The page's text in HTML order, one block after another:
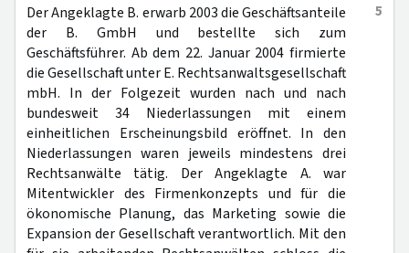
5
Der Angeklagte B. erwarb 2003 die Geschäftsanteile
der B. GmbH und bestellte sich zum
Geschäftsführer. Ab dem 22. Januar 2004 firmierte
die Gesellschaft unter E. Rechtsanwaltsgesellschaft
mbH. In der Folgezeit wurden nach und nach
bundesweit 34 Niederlassungen mit einem
einheitlichen Erscheinungsbild eröffnet. In den
Niederlassungen waren jeweils mindestens drei
Rechtsanwälte tätig. Der Angeklagte A. war
Mitentwickler des Firmenkonzepts und für die
ökonomische Planung, das Marketing sowie die
Expansion der Gesellschaft verantwortlich. Mit den